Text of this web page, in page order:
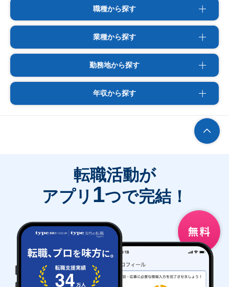
職種から探す
業種から探す
勤務地から探す
年収から探す
転職活動が
アプリ 1つで完結！